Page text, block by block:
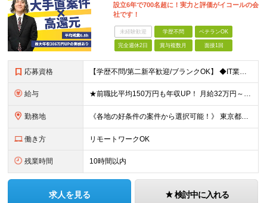
設立6年で700名超に！実力と評価がイコールの会
社です！
未経験歓迎 学歴不問 ベテランOK
完全週休2日 賞与複数月 面接1回
応募資格 【学歴不問/第二新卒歓迎/ブランクOK】 ◆IT業界での何らかの実務経験を半年以上お持ちの方 ※経験した工程・使用製品などは不問です。 ◆学歴不問
給与 ★前職比平均150万円も年収UP！ 月給32万円～67万円＋決算賞与 ※上記には、30時間分（5万7千円～12万1千円）の固定残業代が含まれています。 ◇超過分は別途支給 ◇試用期間3ヶ月（期間中の
勤務地 《各地の好条件の案件から選択可能！》 東京都、神奈川県、千葉県、埼玉県、大阪府、愛知県、福岡県の各プロジェクト先 ※希望を最大限考慮 ※リモート案件あり ※転居を伴う転勤なし ※U・Iターンも歓迎
働き方 リモートワークOK
残業時間 10時間以内
求人を見る 検討中に入れる